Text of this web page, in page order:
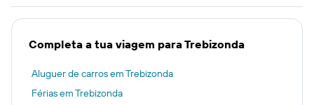
Completa a tua viagem para Trebizonda
Aluguer de carros em Trebizonda
Férias em Trebizonda